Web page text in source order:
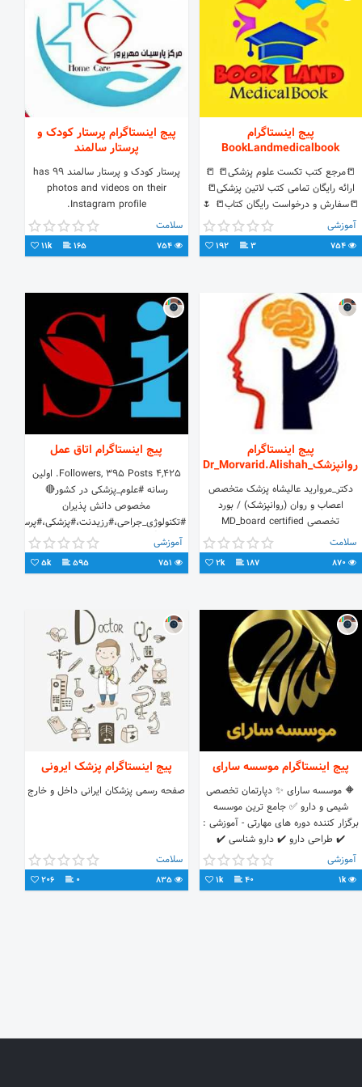
پیج اینستاگرام
BookLandmedicalbook
📒مرجع کتب تکست علوم پزشکی📒 📒
ارائه رایگان تمامی کتب لاتین پزشکی📒
📒سفارش و درخواست رایگان کتاب📒 🌷
با ما بهترین کتاب ها در اختیار شماست
🌷 Tel:@BookLandmedicalbook
Insta:@booklandmedicalbook
آموزشی
754
3
192
پیج اینستاگرام پرستار کودک و
پرستار سالمند
پرستار کودک و پرستار سالمند has 99
photos and videos on their
Instagram profile.
سلامت
754
165
11k
پیج اینستاگرام
روانپزشک_Dr_Morvarid.Alishah
دکتر_مروارید عالیشاه پزشک متخصص
اعصاب و روان (روانپزشک) / بورد
تخصصی MD_board certified
psychiatrist Telegram:
http://t.me/Dr_Morvarid_Alishah
سلامت
870
187
2k
پیج اینستاگرام اتاق عمل
4,425 Followers, 395 Posts. اولین
رسانه #علوم_پزشکی در کشور🔴
مخصوص دانش پذیران
🔵 👇ارائه تکنولوژی های جراحی به
صورت هفتگی درتلگرام🔵
آموزشی
595
5k
پیج اینستاگرام موسسه سارای
🔶 موسسه سارای ✨ دپارتمان تخصصی
شیمی و دارو ✅ جامع ترین موسسه
برگزار کننده دوره های مهارتی - آموزشی :
✔️ طراحی دارو ✔️ دارو شناسی ✔️
تکنسین داروخانه ✔️ شیمی 📍 کارآفرینی
و استارت آپ
آموزشی
1k
40
1k
پیج اینستاگرام پزشک ایرونی
صفحه رسمی پزشکان ایرانی داخل و خارج
سلامت
835
0
206